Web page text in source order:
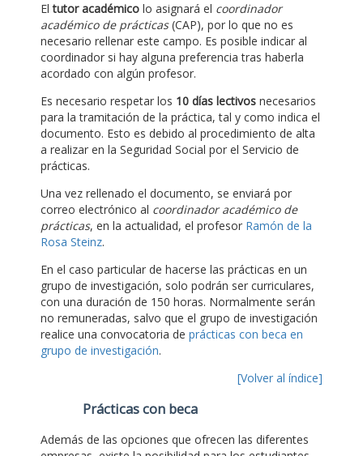
Eltutor académico lo asignará el coordinador
académico de prácticas(CAP), por lo que no es
necesario rellenar este campo. Es posible indicar al
coordinador si hay alguna preferencia tras haberla
acordado con algún profesor.
Es necesario respetar los 10 días lectivos necesarios
para la tramitación de la práctica, tal y como indica el
documento. Esto es debido al procedimiento de alta
a realizar en la Seguridad Social por el Servicio de
prácticas.
Una vez rellenado el documento, se enviará por
correo electrónico al coordinador académico de
prácticas, en la actualidad, el profesor Ramón de la
Rosa Steinz.
En el caso particular de hacerse las prácticas en un
grupo de investigación, solo podrán ser curriculares,
con una duración de 150 horas. Normalmente serán
no remuneradas, salvo que el grupo de investigación
realice una convocatoria de prácticas con beca en
grupo de investigación.
[Volver al índice]
Prácticas con beca
Además de las opciones que ofrecen las diferentes